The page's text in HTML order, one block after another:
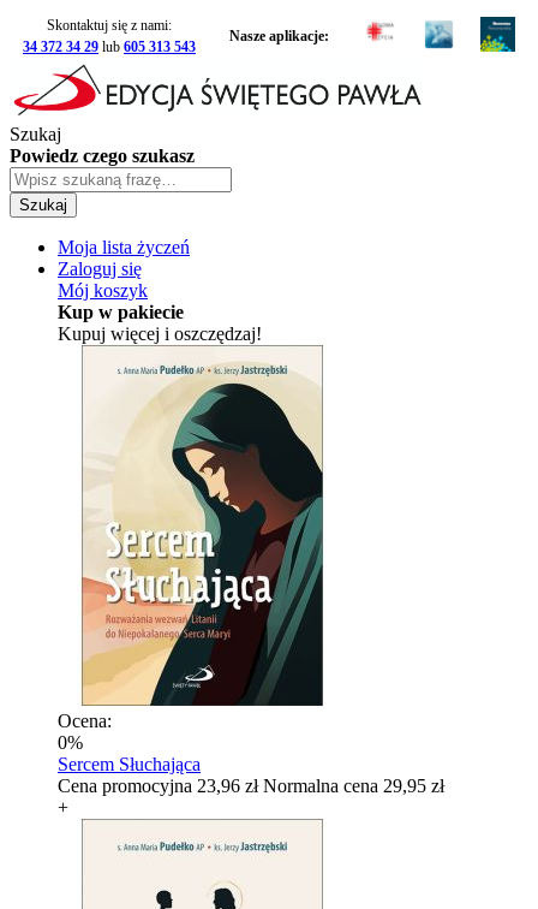
Skontaktuj się z nami:
34 372 34 29 lub 605 313 543
Nasze aplikacje:
Szukaj
Powiedz czego szukasz
Szukaj
Moja lista życzeń
Zaloguj się
Mój koszyk
Kup w pakiecie
Kupuj więcej i oszczędzaj!
Ocena:
0%
Sercem Słuchająca
Cena promocyjna 23,96 zł Normalna cena 29,95 zł
+